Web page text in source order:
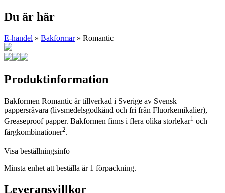
Du är här
E-handel » Bakformar» Romantic
Produktinformation
Bakformen Romantic är tillverkad i Sverige av Svensk
pappersråvara (livsmedelsgodkänd och fri från Fluorkemikalier),
Greaseproof papper. Bakformen finns i flera olika storlekar1 och
färgkombinationer2.
Visa beställningsinfo
Minsta enhet att beställa är 1 förpackning.
Leveransvillkor